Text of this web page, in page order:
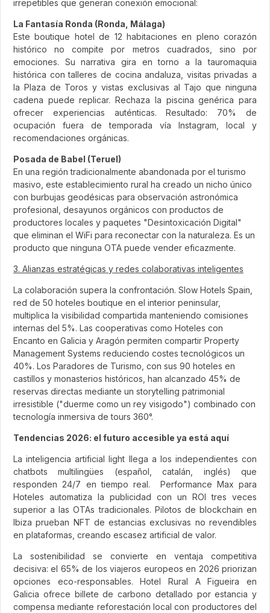
irrepetibles que generan conexión emocional:
La Fantasía Ronda (Ronda, Málaga)
Este boutique hotel de 12 habitaciones en pleno corazón
histórico no compite por metros cuadrados, sino por
emociones. Su narrativa gira en torno a la tauromaquia
histórica con talleres de cocina andaluza, visitas privadas a
la Plaza de Toros y vistas exclusivas al Tajo que ninguna
cadena puede replicar. Rechaza la piscina genérica para
ofrecer experiencias auténticas. Resultado: 70% de
ocupación fuera de temporada vía Instagram, local y
recomendaciones orgánicas.
Posada de Babel (Teruel)
En una región tradicionalmente abandonada por el turismo
masivo, este establecimiento rural ha creado un nicho único
con burbujas geodésicas para observación astronómica
profesional, desayunos orgánicos con productos de
productores locales y paquetes "Desintoxicación Digital"
que eliminan el WiFi para reconectar con la naturaleza. Es un
producto que ninguna OTA puede vender eficazmente.
3. Alianzas estratégicas y redes colaborativas inteligentes
La colaboración supera la confrontación. Slow Hotels Spain,
red de 50 hoteles boutique en el interior peninsular,
multiplica la visibilidad compartida manteniendo comisiones
internas del 5%. Las cooperativas como Hoteles con
Encanto en Galicia y Aragón permiten compartir Property
Management Systems reduciendo costes tecnológicos un
40%. Los Paradores de Turismo, con sus 90 hoteles en
castillos y monasterios históricos, han alcanzado 45% de
reservas directas mediante un storytelling patrimonial
irresistible ("duerme como un rey visigodo") combinado con
tecnología inmersiva de tours 360°.
Tendencias 2026: el futuro accesible ya está aquí
La inteligencia artificial light llega a los independientes con
chatbots multilingües (español, catalán, inglés) que
responden 24/7 en tiempo real. Performance Max para
Hoteles automatiza la publicidad con un ROI tres veces
superior a las OTAs tradicionales. Pilotos de blockchain en
Ibiza prueban NFT de estancias exclusivas no revendibles
en plataformas, creando escasez artificial de valor.
La sostenibilidad se convierte en ventaja competitiva
decisiva: el 65% de los viajeros europeos en 2026 priorizan
opciones eco-responsables. Hotel Rural A Figueira en
Galicia ofrece billete de carbono detallado por estancia y
compensa mediante reforestación local con productores del